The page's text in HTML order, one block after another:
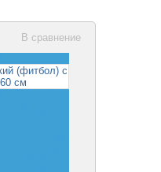
В сравнение